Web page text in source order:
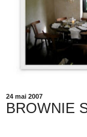
24 mai 2007
BROWNIE